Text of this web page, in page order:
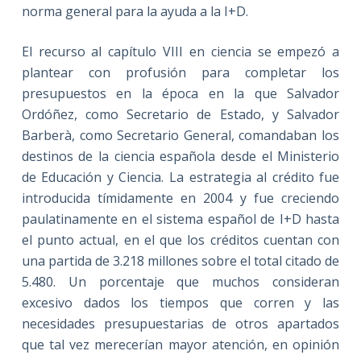
norma general para la ayuda a la I+D.
El recurso al capítulo VIII en ciencia se empezó a
plantear con profusión para completar los
presupuestos en la época en la que Salvador
Ordóñez, como Secretario de Estado, y Salvador
Barberà, como Secretario General, comandaban los
destinos de la ciencia española desde el Ministerio
de Educación y Ciencia. La estrategia al crédito fue
introducida tímidamente en 2004 y fue creciendo
paulatinamente en el sistema español de I+D hasta
el punto actual, en el que los créditos cuentan con
una partida de 3.218 millones sobre el total citado de
5.480. Un porcentaje que muchos consideran
excesivo dados los tiempos que corren y las
necesidades presupuestarias de otros apartados
que tal vez merecerían mayor atención, en opinión